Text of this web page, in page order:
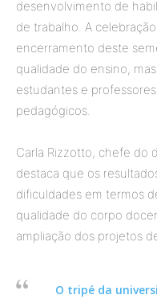
desenvolvimento de
de trabalho. A
encerramento deste
qualidade do ensino,
estudantes e
pedagógicos.
Carla Rizzotto, chefe do
destaca que os
dificuldades em termos
qualidade do corpo
ampliação dos projetos
O tripé da